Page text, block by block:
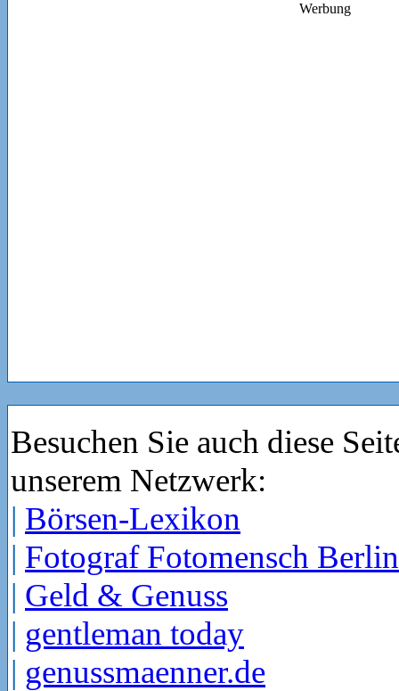
Werbung
Besuchen Sie auch diese
unserem Netzwerk:
| Börsen-Lexikon
| Fotograf Fotomensch Berlin
| Geld & Genuss
| gentleman today
| genussmaenner.de